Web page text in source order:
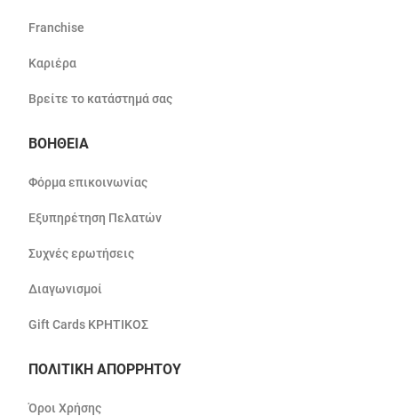
Franchise
Καριέρα
Βρείτε το κατάστημά σας
ΒΟΗΘΕΙΑ
Φόρμα επικοινωνίας
Εξυπηρέτηση Πελατών
Συχνές ερωτήσεις
Διαγωνισμοί
Gift Cards ΚΡΗΤΙΚΟΣ
ΠΟΛΙΤΙΚΗ ΑΠΟΡΡΗΤΟΥ
Όροι Χρήσης